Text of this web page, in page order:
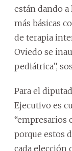
están dando
más básicas
de terapia
Oviedo se
pediátrica”,
Para el
Ejecutivo es
“empresarios
porque estos
cada elección